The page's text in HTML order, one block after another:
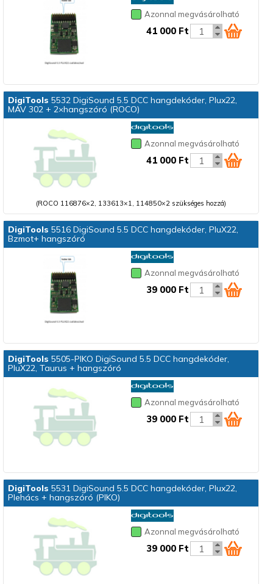
Azonnal megvásárolható
41 000 Ft
DigiTools 5532 DigiSound 5.5 DCC hangdekóder, Plux22,
MÁV 302 + 2×hangszóró (ROCO)
Azonnal megvásárolható
41 000 Ft
(ROCO 116876×2, 133613×1, 114850×2 szükséges hozzá)
DigiTools 5516 DigiSound 5.5 DCC hangdekóder, PluX22,
Bzmot+ hangszóró
Azonnal megvásárolható
39 000 Ft
DigiTools 5505-PIKO DigiSound 5.5 DCC hangdekóder,
PluX22, Taurus + hangszóró
Azonnal megvásárolható
39 000 Ft
DigiTools 5531 DigiSound 5.5 DCC hangdekóder, Plux22,
Plehács + hangszóró (PIKO)
Azonnal megvásárolható
39 000 Ft